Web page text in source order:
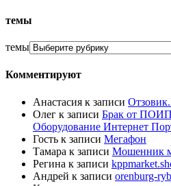
темы
темы
Комментируют
Анастасия к записи
Олег к записи Брак от
Оборудование Интернет
Гость к записи Мегафон
Тамара к записи Мошенник
Регина к записи
Андрей к записи orenburg-